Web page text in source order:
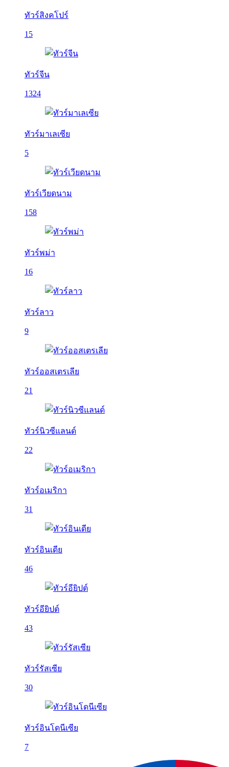
ทัวร์สิงคโปร์
15
ทัวร์จีน
1324
ทัวร์มาเลเซีย
5
ทัวร์เวียดนาม
158
ทัวร์พม่า
16
ทัวร์ลาว
9
ทัวร์ออสเตรเลีย
21
ทัวร์นิวซีแลนด์
22
ทัวร์อเมริกา
31
ทัวร์อินเดีย
46
ทัวร์อียิปต์
43
ทัวร์รัสเซีย
30
ทัวร์อินโดนีเซีย
7